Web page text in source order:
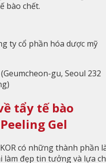
bào chết.
ty cổ phần hóa dược mỹ
Geumcheon-gu, Seoul 232
tẩy tế bào
Gel